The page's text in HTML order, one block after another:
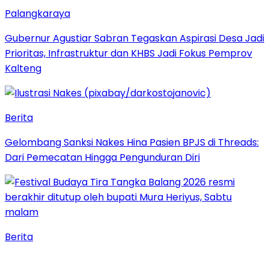
Palangkaraya
Gubernur Agustiar Sabran Tegaskan Aspirasi Desa Jadi
Prioritas, Infrastruktur dan KHBS Jadi Fokus Pemprov
Kalteng
Berita
Gelombang Sanksi Nakes Hina Pasien BPJS di Threads:
Dari Pemecatan Hingga Pengunduran Diri
Berita